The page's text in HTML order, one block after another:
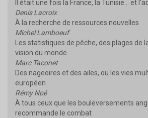
Il était une fois la France, la Tunisie… et
Denis Lacroix
À la recherche de ressources nouvelles
Michel Lamboeuf
Les statistiques de pêche, des plages de
vision du monde
Marc Taconet
Des nageoires et des ailes, ou les vies
européen
Rémy Noé
À tous ceux que les bouleversements
recommande le combat